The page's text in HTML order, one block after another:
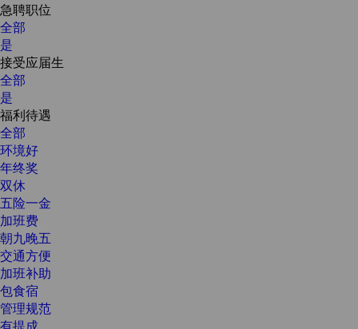
急聘职位
全部
是
接受应届生
全部
是
福利待遇
全部
环境好
年终奖
双休
五险一金
加班费
朝九晚五
交通方便
加班补助
包食宿
管理规范
有提成